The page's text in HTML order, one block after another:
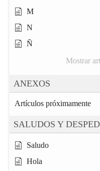
M
N
Ñ
Mostrar
ANEXOS
Artículos próximamente
SALUDOS Y
Saludo
Hola